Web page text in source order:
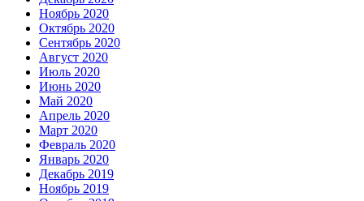
Ноябрь 2020
Октябрь 2020
Сентябрь 2020
Август 2020
Июль 2020
Июнь 2020
Май 2020
Апрель 2020
Март 2020
Февраль 2020
Январь 2020
Декабрь 2019
Ноябрь 2019